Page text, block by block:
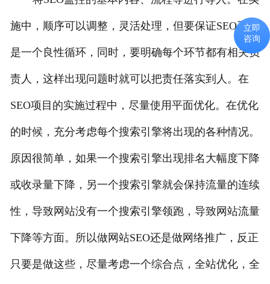
施中，顺序可以调整，灵活处理，但要保证SEO工作
是一个良性循环，同时，要明确每个环节都有相关负
责人，这样出现问题时就可以把责任落实到人。在
SEO项目的实施过程中，尽量使用平面优化。在优化
的时候，充分考虑每个搜索引擎将出现的各种情况。
原因很简单，如果一个搜索引擎出现排名大幅度下降
或收录量下降，另一个搜索引擎就会保持流量的连续
性，导致网站没有一个搜索引擎领跑，导致网站流量
下降等方面。所以做网站SEO还是做网络推广，反正
只要是做这些，尽量考虑一个综合点，全站优化，全
立即
咨询